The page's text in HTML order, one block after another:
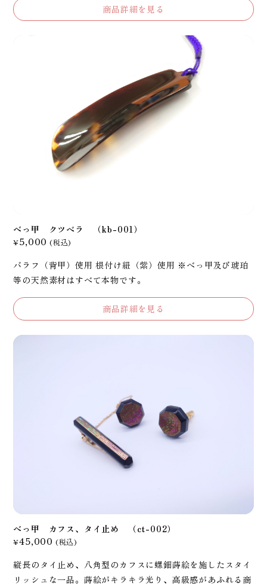
商品詳細を見る
べっ甲 クツベラ （kb-001）
¥5,000 (税込)
バラフ（背甲）使用 根付け紐（紫）使用 ※べっ甲及び琥珀
等の天然素材はすべて本物です。
商品詳細を見る
べっ甲 カフス、タイ止め （ct-002）
¥45,000 (税込)
縦長のタイ止め、八角型のカフスに螺鈿蒔絵を施したスタイ
リッシュな一品。蒔絵がキラキラ光り、高級感があふれる商